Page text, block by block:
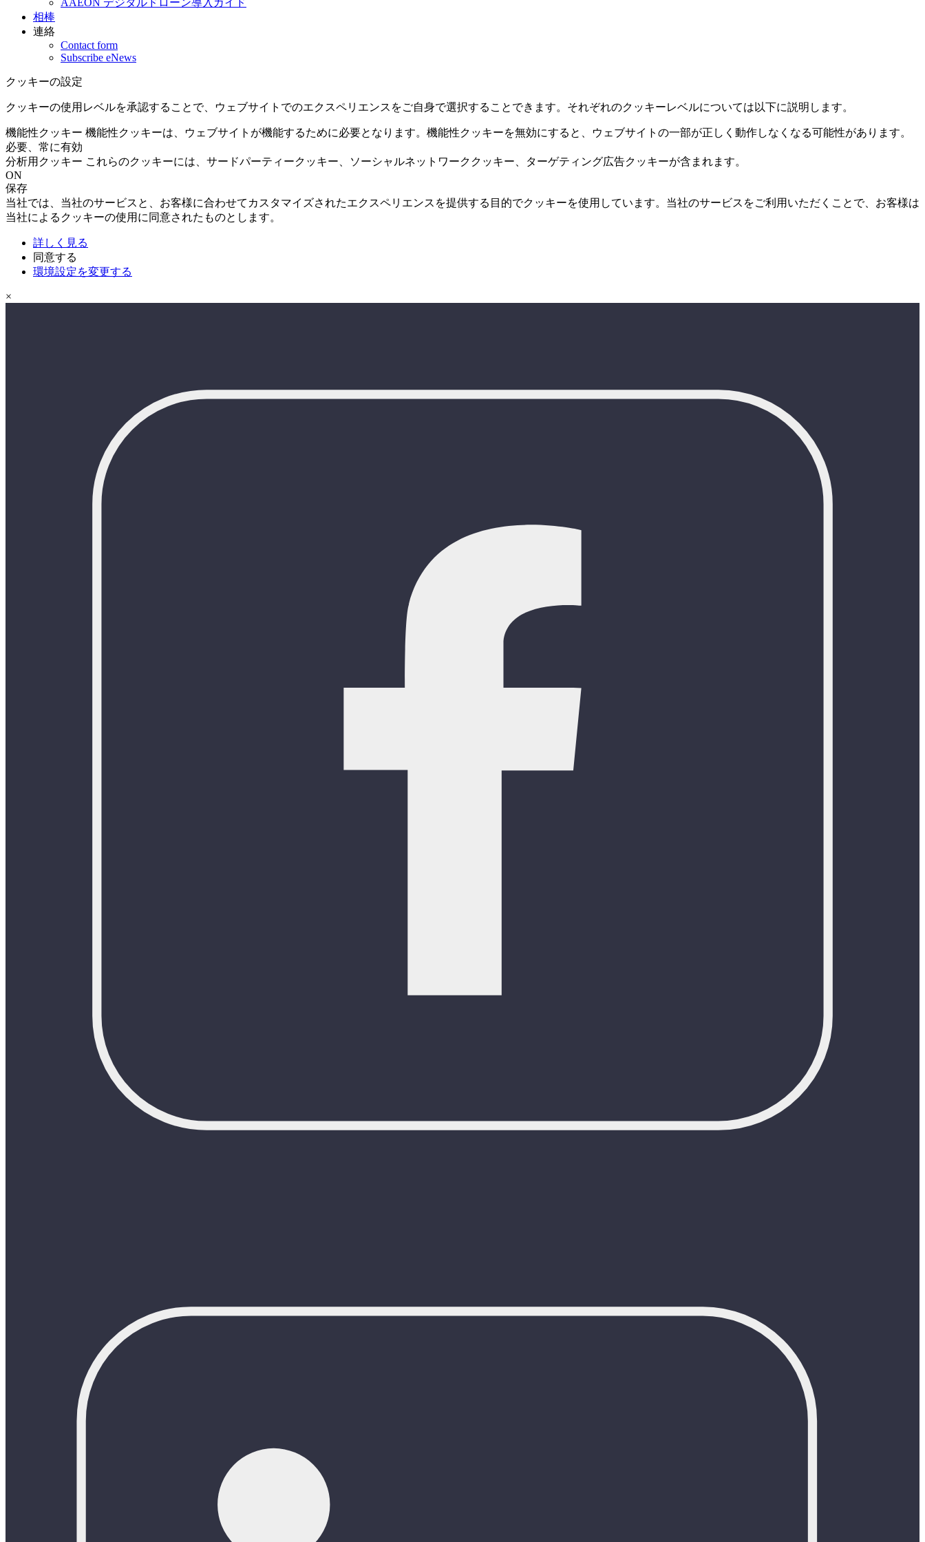
相棒
連絡
Contact form
Subscribe eNews
クッキーの設定
クッキーの使用レベルを承認することで、ウェブサイトでのエクスペリエンスをご自身で選択することできます。それぞれのクッキーレベルについては以下に説明します。
機能性クッキー 機能性クッキーは、ウェブサイトが機能するために必要となります。機能性クッキーを無効にすると、ウェブサイトの一部が正しく動作しなくなる可能性があります。
必要、常に有効
分析用クッキー これらのクッキーには、サードパーティークッキー、ソーシャルネットワーククッキー、ターゲティング広告クッキーが含まれます。
ON
保存
当社では、当社のサービスと、お客様に合わせてカスタマイズされたエクスペリエンスを提供する目的でクッキーを使用しています。当社のサービスをご利用いただくことで、お客様は
当社によるクッキーの使用に同意されたものとします。
詳しく見る
同意する
環境設定を変更する
×